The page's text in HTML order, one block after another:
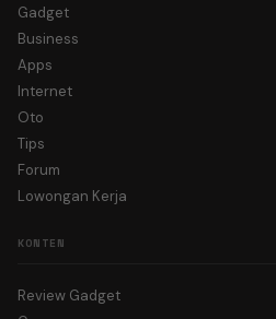
Gadget
Business
Apps
Internet
Oto
Tips
Forum
Lowongan Kerja
KONTEN
Review Gadget